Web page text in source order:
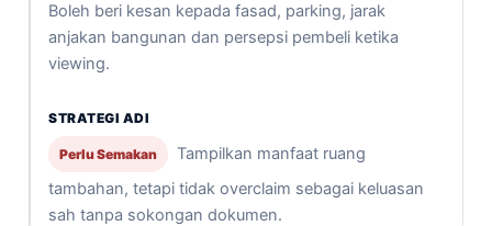
Boleh beri kesan kepada fasad, parking, jarak
anjakan bangunan dan persepsi pembeli ketika
viewing.
Perlu Semakan
Tampilkan manfaat ruang
tambahan, tetapi tidak overclaim sebagai keluasan
sah tanpa sokongan dokumen.